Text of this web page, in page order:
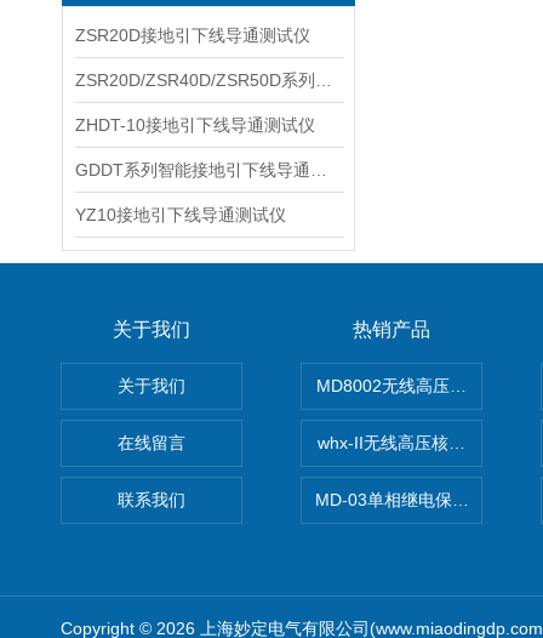
ZSR20D接地引下线导通测试仪
ZHDT-10接地引下线导通测试仪
YZ10接地引下线导通测试仪
关于我们
关于我们
在线留言
联系我们
热销产品
MD8002无线高压核相仪
whx-II无线高压核相仪
MD-03单相继电保护测试仪价
Copyright © 2026 上海妙定电气有限公司